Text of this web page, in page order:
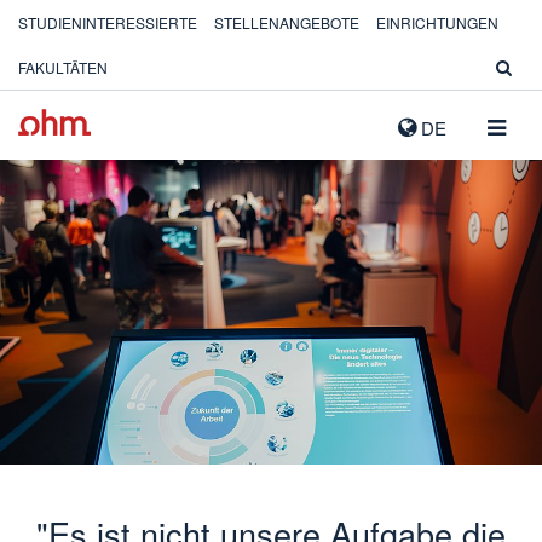
DE
STUDIENINTERESSIERTE STELLENANGEBOTE EINRICHTUNGEN
FAKULTÄTEN